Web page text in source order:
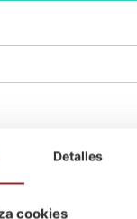
Detalles
cookies